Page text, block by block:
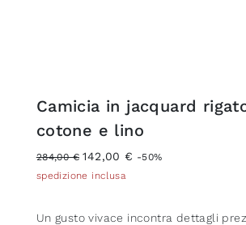
Camicia in jacquard
cotone e lino
284,00 € 142,00 € -50%
spedizione inclusa
Un gusto vivace incontra dettagli